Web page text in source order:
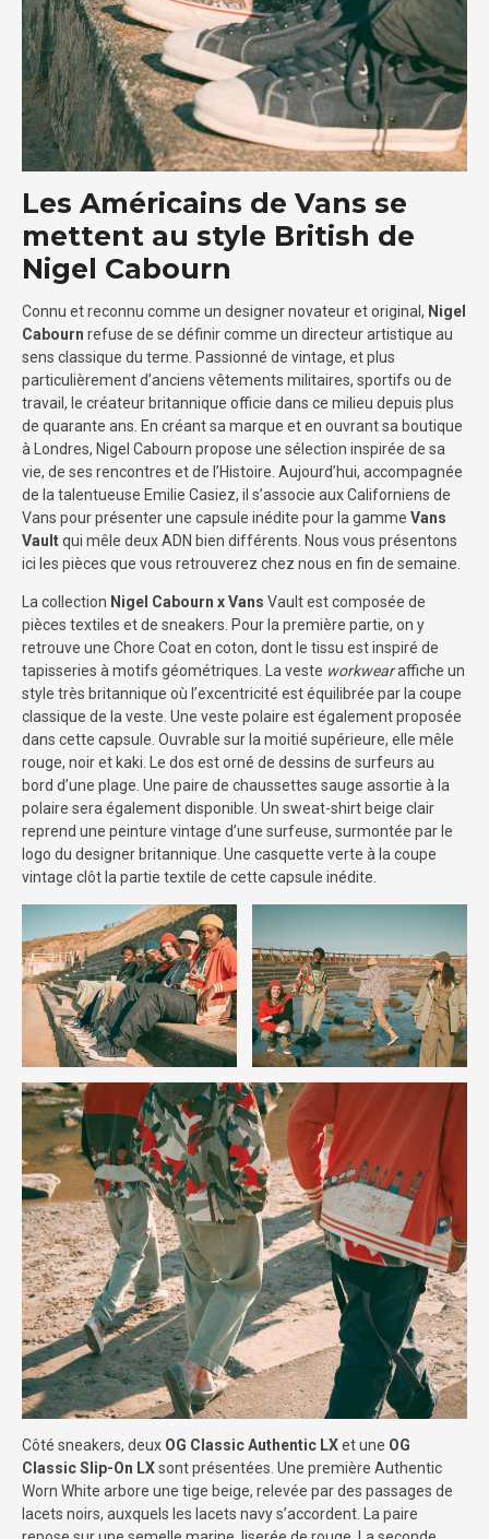
Les Américains de Vans se
mettent au style British de
Nigel Cabourn
Connu et reconnu comme un designer novateur et original, Nigel
Cabourn refuse de se définir comme un directeur artistique au
sens classique du terme. Passionné de vintage, et plus
particulièrement d’anciens vêtements militaires, sportifs ou de
travail, le créateur britannique officie dans ce milieu depuis plus
de quarante ans. En créant sa marque et en ouvrant sa boutique
à Londres, Nigel Cabourn propose une sélection inspirée de sa
vie, de ses rencontres et de l’Histoire. Aujourd’hui, accompagnée
de la talentueuse Emilie Casiez, il s’associe aux Californiens de
Vans pour présenter une capsule inédite pour la gamme Vans
Vaultqui mêle deux ADN bien différents. Nous vous présentons
ici les pièces que vous retrouverez chez nous en fin de semaine.
La collection Nigel Cabourn x Vans Vault est composée de
pièces textiles et de sneakers. Pour la première partie, on y
retrouve une Chore Coat en coton, dont le tissu est inspiré de
tapisseries à motifs géométriques. La veste workwearaffiche un
style très britannique où l’excentricité est équilibrée par la coupe
classique de la veste. Une veste polaire est également proposée
dans cette capsule. Ouvrable sur la moitié supérieure, elle mêle
rouge, noir et kaki. Le dos est orné de dessins de surfeurs au
bord d’une plage. Une paire de chaussettes sauge assortie à la
polaire sera également disponible. Un sweat-shirt beige clair
reprend une peinture vintage d’une surfeuse, surmontée par le
logo du designer britannique. Une casquette verte à la coupe
vintage clôt la partie textile de cette capsule inédite.
Côté sneakers, deux OG Classic Authentic LXet une OG
Classic Slip-On LXsont présentées. Une première Authentic
Worn White arbore une tige beige, relevée par des passages de
lacets noirs, auxquels les lacets navy s’accordent. La paire